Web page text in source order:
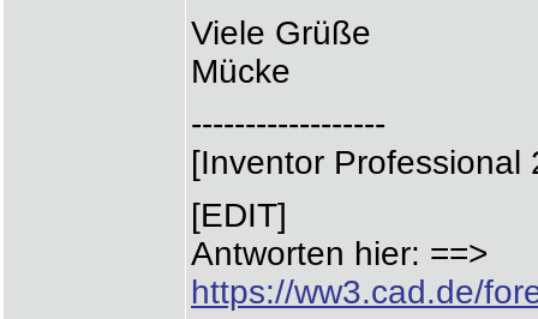
Viele Grüße
Mücke
------------------
[Inventor Professional
[EDIT]
Antworten hier: ==>
https://ww3.cad.de/